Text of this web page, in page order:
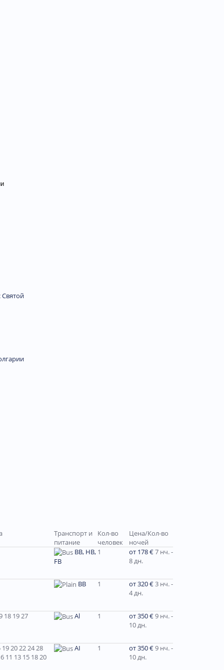
Святой
Транспорт и
питание
Кол-во
человек
Цена/Кол-во
ночей
BB, HB,
FB
1 от 178 €7 нч. -
8 дн.
BB 1 от 320 €3 нч. -
4 дн.
18 19 27 Al 1 от 350 €9 нч. -
10 дн.
20 22 24 28
11 13 15 18 20
AI 1 от 350 €9 нч. -
10 дн.